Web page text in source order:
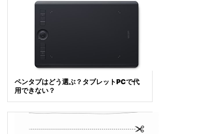
ペンタブはどう選ぶ？タブレットPCで代
用できない？